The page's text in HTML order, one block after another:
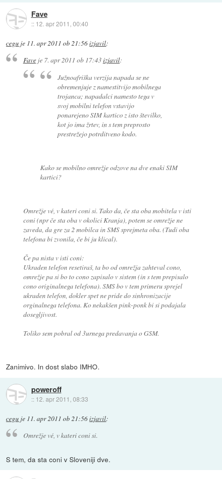
Fave
:: 12. apr 2011, 00:40
cegu je 11. apr 2011 ob 21:56izjavil:
Faveje 7. apr 2011 ob 17:43izjavil:
Južnoafriška verzija napada se ne
obremenjuje z namestitvijo mobilnega
trojanca; napadalci namesto tega v
svoj mobilni telefon vstavijo
ponarejeno SIM kartico z isto številko,
kot jo ima žrtev, in s tem preprosto
prestrežejo potrditveno kodo.
Kako se mobilno omrežje odzove na dve enaki SIM
kartici?
Omrežje vé, v kateri coni si. Tako da, če sta oba mobitela v isti
coni (npr če sta oba v okolici Kranja), potem se omrežje ne
zaveda, da gre za 2 mobilca in SMS sprejmeta oba. (Tudi oba
telefona bi zvonila, če bi ju klical).
Če pa nista v isti coni:
Ukraden telefon resetiraš, ta bo od omrežja zahteval cono,
omrežje pa si bo to cono zapisalo v sistem (in s tem prepisalo
cono originalnega telefona). SMS bo v tem primeru sprejel
ukraden telefon, dokler spet ne pride do sinhronizacije
orginalnega telefona. Ko nekakšen pink-ponk bi si podajala
dosegljivost.
Toliko sem pobral od 3urnega predavanja o GSM.
Zanimivo. In dost slabo IMHO.
poweroff
:: 12. apr 2011, 08:33
cegu je 11. apr 2011 ob 21:56izjavil:
Omrežje vé, v kateri coni si.
S tem, da sta coni v Sloveniji dve.